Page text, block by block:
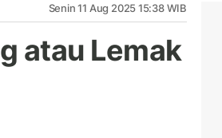
Senin 11 Aug 2025 15:38 WIB
atau Lemak